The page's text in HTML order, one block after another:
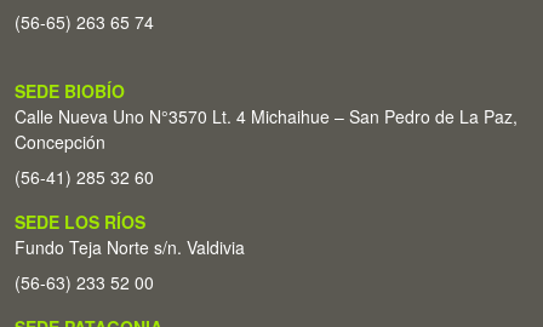
(56-65) 263 65 74
SEDE BIOBÍO
Calle Nueva Uno N°3570 Lt. 4 Michaihue – San Pedro de La Paz,
Concepción
(56-41) 285 32 60
SEDE LOS RÍOS
Fundo Teja Norte s/n. Valdivia
(56-63) 233 52 00